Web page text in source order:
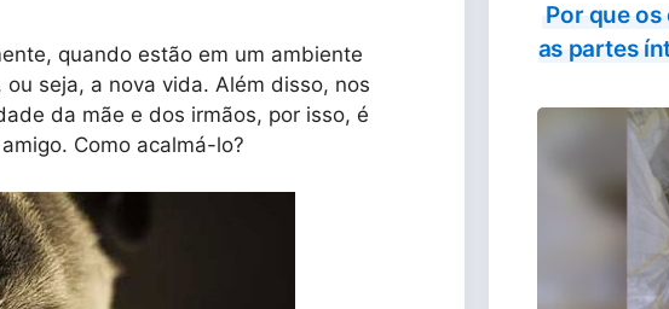
quando estão em um ambiente
seja, a nova vida. Além disso, nos
da mãe e dos irmãos, por isso, é
Como acalmá-lo?
Por que
as partes